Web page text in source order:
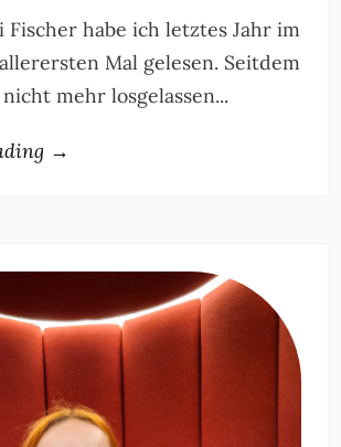
Fischer habe ich letztes Jahr im
Mal gelesen. Seitdem
mehr losgelassen...
→